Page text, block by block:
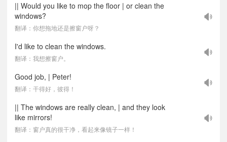
|| Would you like to mop the floor | or clean the
windows?
翻译：你想拖地还是擦窗户呀？
I'd like to clean the windows.
翻译：我想擦窗户。
Good job, | Peter!
翻译：干得好，彼得！
|| The windows are really clean, | and they look
like mirrors!
翻译：窗户真的很干净，看起来像镜子一样！